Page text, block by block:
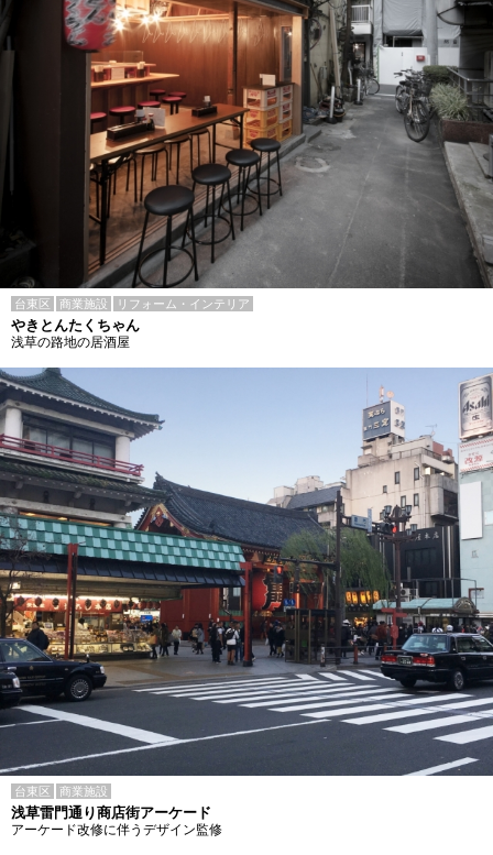
台東区 商業施設 リフォーム・インテリア
やきとんたくちゃん
浅草の路地の居酒屋
台東区 商業施設
浅草雷門通り商店街アーケード
アーケード改修に伴うデザイン監修